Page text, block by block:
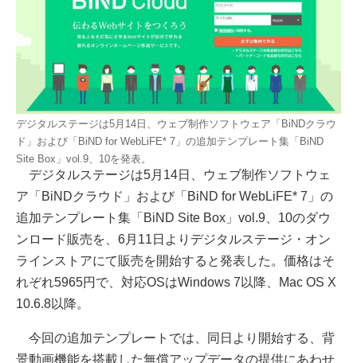
デジタルステージは5月14日、ウェブ制作ソフトウェア「BiNDクラウ
ド」および「BiND for WebLiFE* 7」の追加テンプレート集「BiND
Site Box」vol.9、10を発表。
デジタルステージは5月14日、ウェブ制作ソフトウェ
ア「BiNDクラウド」および「BiND for WebLiFE* 7」の
追加テンプレート集「BiND Site Box」vol.9、10のダウ
ンロード販売を、6月11日よりデジタルステージ・オン
ラインストアにて販売を開始すると発表した。価格はそ
れぞれ5965円で、対応OSはWindows 7以降、Mac OS X
10.6.8以降。
今回の追加テンプレートでは、同日より開始する、背
景動画機能を搭載した無償アップデータの提供にあわせ